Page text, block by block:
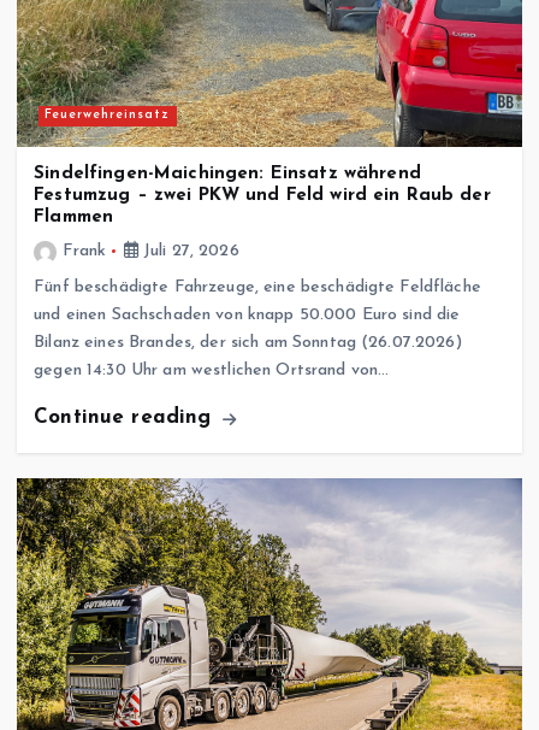
Feuerwehreinsatz
Sindelfingen-Maichingen: Einsatz während
Festumzug – zwei PKW und Feld wird ein Raub der
Flammen
Frank
Juli 27, 2026
Fünf beschädigte Fahrzeuge, eine beschädigte Feldfläche
und einen Sachschaden von knapp 50.000 Euro sind die
Bilanz eines Brandes, der sich am Sonntag (26.07.2026)
gegen 14:30 Uhr am westlichen Ortsrand von…
Continue reading